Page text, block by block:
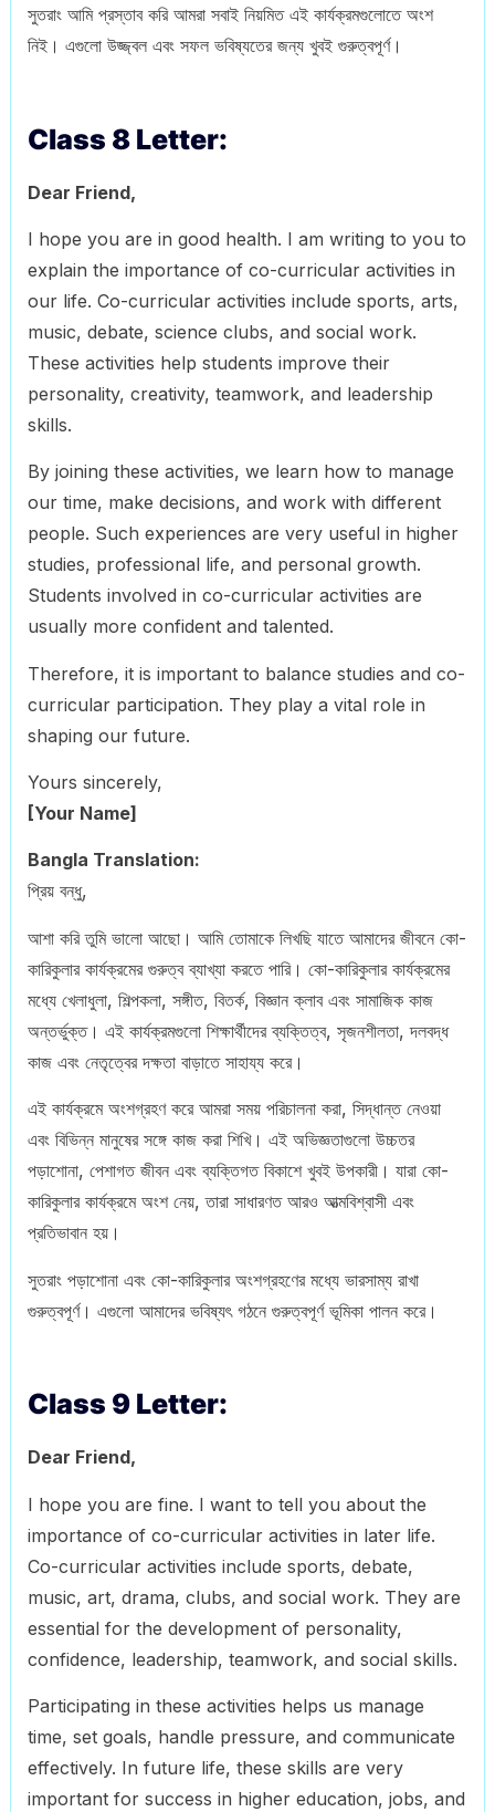
সুতরাং আমি প্রস্তাব করি আমরা সবাই নিয়মিত এই কার্যক্রমগুলোতে অংশ
নিই। এগুলো উজ্জ্বল এবং সফল ভবিষ্যতের জন্য খুবই গুরুত্বপূর্ণ।
Class 8 Letter:
Dear Friend,
I hope you are in good health. I am writing to you to
explain the importance of co-curricular activities in
our life. Co-curricular activities include sports, arts,
music, debate, science clubs, and social work.
These activities help students improve their
personality, creativity, teamwork, and leadership
skills.
By joining these activities, we learn how to manage
our time, make decisions, and work with different
people. Such experiences are very useful in higher
studies, professional life, and personal growth.
Students involved in co-curricular activities are
usually more confident and talented.
Therefore, it is important to balance studies and co-
curricular participation. They play a vital role in
shaping our future.
Yours sincerely,
[Your Name]
Bangla Translation:
প্রিয় বন্ধু,
আশা করি তুমি ভালো আছো। আমি তোমাকে লিখছি যাতে আমাদের জীবনে কো-
কারিকুলার কার্যক্রমের গুরুত্ব ব্যাখ্যা করতে পারি। কো-কারিকুলার কার্যক্রমের
মধ্যে খেলাধুলা, শিল্পকলা, সঙ্গীত, বিতর্ক, বিজ্ঞান ক্লাব এবং সামাজিক কাজ
অন্তর্ভুক্ত। এই কার্যক্রমগুলো শিক্ষার্থীদের ব্যক্তিত্ব, সৃজনশীলতা, দলবদ্ধ
কাজ এবং নেতৃত্বের দক্ষতা বাড়াতে সাহায্য করে।
এই কার্যক্রমে অংশগ্রহণ করে আমরা সময় পরিচালনা করা, সিদ্ধান্ত নেওয়া
এবং বিভিন্ন মানুষের সঙ্গে কাজ করা শিখি। এই অভিজ্ঞতাগুলো উচ্চতর
পড়াশোনা, পেশাগত জীবন এবং ব্যক্তিগত বিকাশে খুবই উপকারী। যারা কো-
কারিকুলার কার্যক্রমে অংশ নেয়, তারা সাধারণত আরও আত্মবিশ্বাসী এবং
প্রতিভাবান হয়।
সুতরাং পড়াশোনা এবং কো-কারিকুলার অংশগ্রহণের মধ্যে ভারসাম্য রাখা
গুরুত্বপূর্ণ। এগুলো আমাদের ভবিষ্যৎ গঠনে গুরুত্বপূর্ণ ভূমিকা পালন করে।
Class 9 Letter:
Dear Friend,
I hope you are fine. I want to tell you about the
importance of co-curricular activities in later life.
Co-curricular activities include sports, debate,
music, art, drama, clubs, and social work. They are
essential for the development of personality,
confidence, leadership, teamwork, and social skills.
Participating in these activities helps us manage
time, set goals, handle pressure, and communicate
effectively. In future life, these skills are very
important for success in higher education, jobs, and